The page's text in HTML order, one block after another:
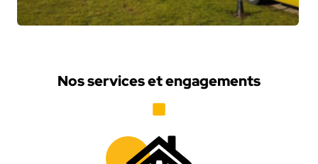
Nos services et engagements